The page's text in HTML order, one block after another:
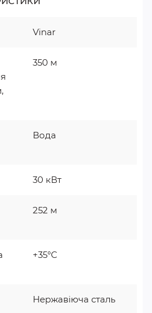
Vinar
350 м
Вода
30 кВт
252 м
+35°С
Нержавіюча сталь